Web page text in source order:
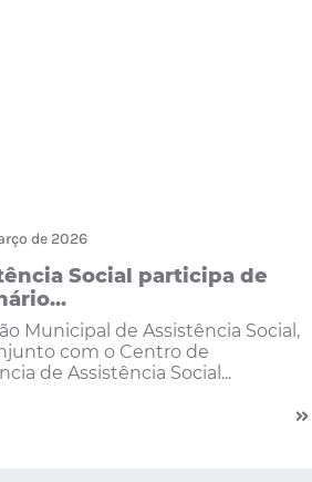
de 2026
Social participa de
Municipal de Assistência Social,
com o Centro de
de Assistência Social...